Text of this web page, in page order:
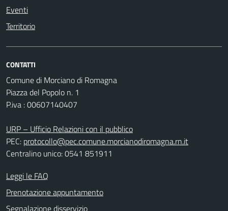
Eventi
Territorio
CONTATTI
Comune di Morciano di Romagna
Piazza del Popolo n. 1
P.iva : 00607140407
URP – Ufficio Relazioni con il pubblico
PEC: protocollo@pec.comune.morcianodiromagna.rn.it
Centralino unico: 0541 851911
Leggi le FAQ
Prenotazione appuntamento
Segnalazione disservizio